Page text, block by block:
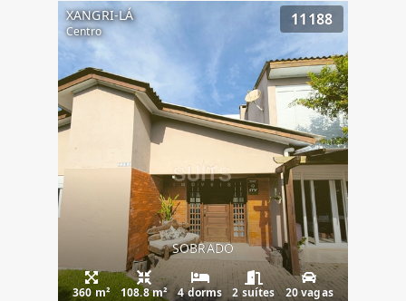
XANGRI-LÁ
Centro
11188
SOBRADO
360 m² 108.8 m² 4 dorms 2 suítes 20 vagas